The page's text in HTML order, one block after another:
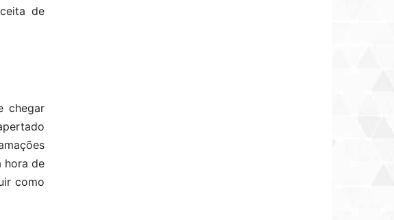
de
chegar
hora de
como